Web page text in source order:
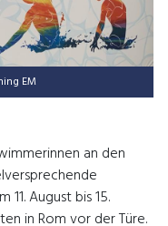
EM
an den
August bis 15.
in Rom vor der Türe.